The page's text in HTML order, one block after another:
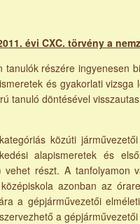
évi CXC. törvény a
részére ingyenesen
és gyakorlati
tanuló döntésével
közúti
alapismeretek és
vehet részt. A tanfolyamon
azonban az
a gépjárművezetői
a